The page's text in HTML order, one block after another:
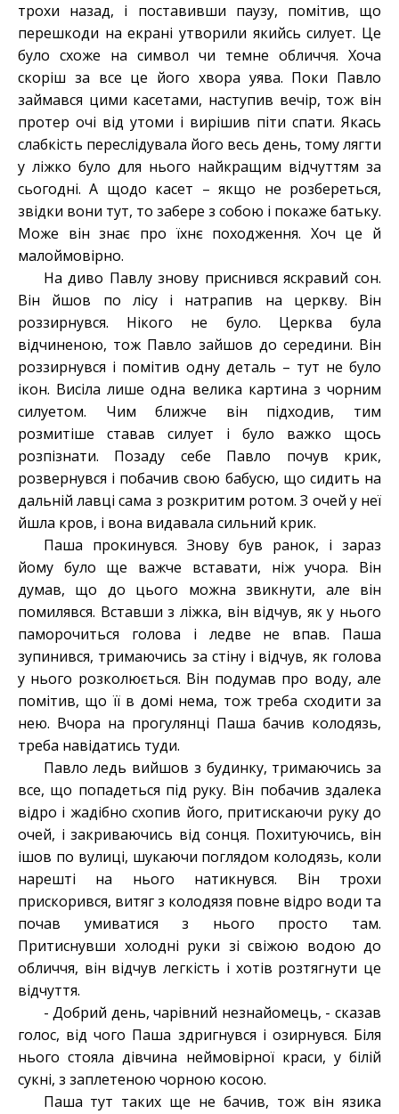
трохи назад, і поставивши паузу, помітив, що
перешкоди на екрані утворили якийсь силует. Це
було схоже на символ чи темне обличчя. Хоча
скоріш за все це його хвора уява. Поки Павло
займався цими касетами, наступив вечір, тож він
протер очі від утоми і вирішив піти спати. Якась
слабкість переслідувала його весь день, тому лягти
у ліжко було для нього найкращим відчуттям за
сьогодні. А щодо касет – якщо не розбереться,
звідки вони тут, то забере з собою і покаже батьку.
Може він знає про їхнє походження. Хоч це й
малоймовірно.
На диво Павлу знову приснився яскравий сон.
Він йшов по лісу і натрапив на церкву. Він
роззирнувся. Нікого не було. Церква була
відчиненою, тож Павло зайшов до середини. Він
роззирнувся і помітив одну деталь – тут не було
ікон. Висіла лише одна велика картина з чорним
силуетом. Чим ближче він підходив, тим
розмитіше ставав силует і було важко щось
розпізнати. Позаду себе Павло почув крик,
розвернувся і побачив свою бабусю, що сидить на
дальній лавці сама з розкритим ротом. З очей у неї
йшла кров, і вона видавала сильний крик.
Паша прокинувся. Знову був ранок, і зараз
йому було ще важче вставати, ніж учора. Він
думав, що до цього можна звикнути, але він
помилявся. Вставши з ліжка, він відчув, як у нього
паморочиться голова і ледве не впав. Паша
зупинився, тримаючись за стіну і відчув, як голова
у нього розколюється. Він подумав про воду, але
помітив, що її в домі нема, тож треба сходити за
нею. Вчора на прогулянці Паша бачив колодязь,
треба навідатись туди.
Павло ледь вийшов з будинку, тримаючись за
все, що попадеться під руку. Він побачив здалека
відро і жадібно схопив його, притискаючи руку до
очей, і закриваючись від сонця. Похитуючись, він
ішов по вулиці, шукаючи поглядом колодязь, коли
нарешті на нього натикнувся. Він трохи
прискорився, витяг з колодязя повне відро води та
почав умиватися з нього просто там.
Притиснувши холодні руки зі свіжою водою до
обличчя, він відчув легкість і хотів розтягнути це
відчуття.
- Добрий день, чарівний незнайомець, - сказав
голос, від чого Паша здригнувся і озирнувся. Біля
нього стояла дівчина неймовірної краси, у білій
сукні, з заплетеною чорною косою.
Паша тут таких ще не бачив, тож він язика